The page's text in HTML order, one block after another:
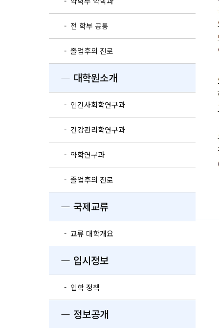
- 전 학부 공통
- 졸업후의 진로
― 대학원소개
- 인간사회학연구과
- 건강관리학연구과
- 약학연구과
- 졸업후의 진로
― 국제교류
- 교류 대학개요
― 입시정보
- 입학 정책
― 정보공개